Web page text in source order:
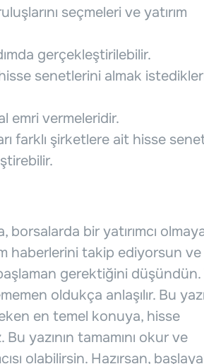
seçmeleri ve yatırım
gerçekleştirilebilir.
senetlerini almak
emri vermeleridir.
farklı şirketlere ait hisse
bir yatırımcı
haberlerini takip ediyorsun
gerektiğini düşündün.
oldukça anlaşılır. Bu
en temel konuya, hisse
yazının tamamını okur ve
olabilirsin. Hazırsan,